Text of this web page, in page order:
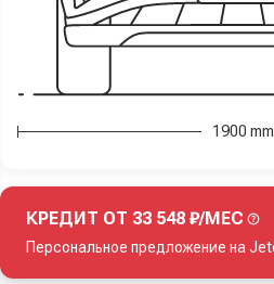
1900 mm
КРЕДИТ ОТ 33 548 ₽/МЕС
Персональное предложение на